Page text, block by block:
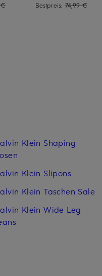
€ Bestpreis:74,99 €
Klein Shaping
Klein Slipons
Klein Taschen Sale
Klein Wide Leg